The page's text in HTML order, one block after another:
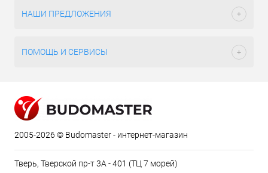
НАШИ ПРЕДЛОЖЕНИЯ
ПОМОЩЬ И СЕРВИСЫ
2005-2026 © Budomaster - интернет-магазин
Тверь, Тверской пр-т 3А - 401 (ТЦ 7 морей)